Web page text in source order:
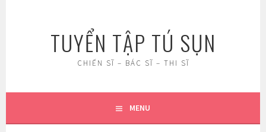
TUYỂN TẬP TÚ SỤN
CHIẾN SĨ – BÁC SĨ – THI SĨ
MENU